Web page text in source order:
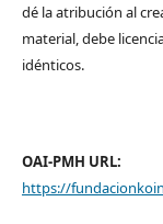
dé la atribución al
material, debe
idénticos.
OAI-PMH URL:
https://